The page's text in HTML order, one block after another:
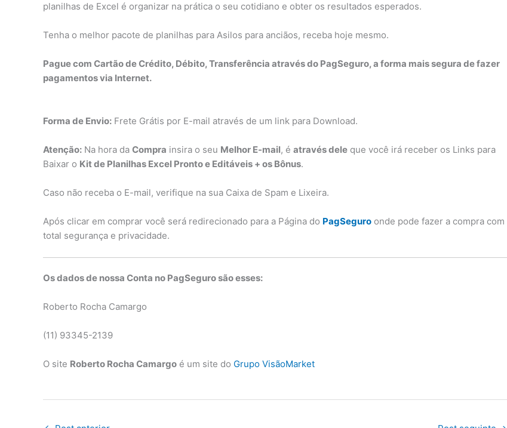
planilhas de Excel é organizar na prática o seu cotidiano e obter os resultados esperados.
Tenha o melhor pacote de planilhas para Asilos para anciãos, receba hoje mesmo.
Pague com Cartão de Crédito, Débito, Transferência através do PagSeguro, a forma mais segura de fazer
pagamentos via Internet.
Forma de Envio: Frete Grátis por E-mail através de um link para Download.
Atenção: Na hora da Compra insira o seu Melhor E-mail, é através dele que você irá receber os Links para
Baixar o Kit de Planilhas Excel Pronto e Editáveis + os Bônus.
Caso não receba o E-mail, verifique na sua Caixa de Spam e Lixeira.
Após clicar em comprar você será redirecionado para a Página do PagSeguro onde pode fazer a compra com
total segurança e privacidade.
Os dados de nossa Conta no PagSeguro são esses:
Roberto Rocha Camargo
(11) 93345-2139
O site Roberto Rocha Camargo é um site do Grupo VisãoMarket